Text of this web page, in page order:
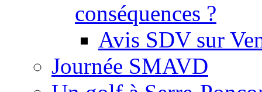
conséquences ?
Avis SDV sur
Journée SMAVD